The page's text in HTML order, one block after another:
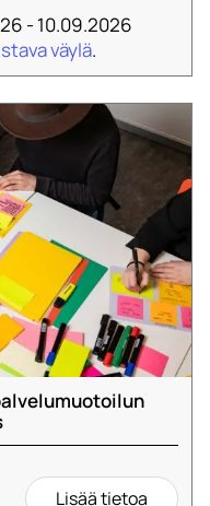
- 10.09.2026
väylä.
Lisää tietoa